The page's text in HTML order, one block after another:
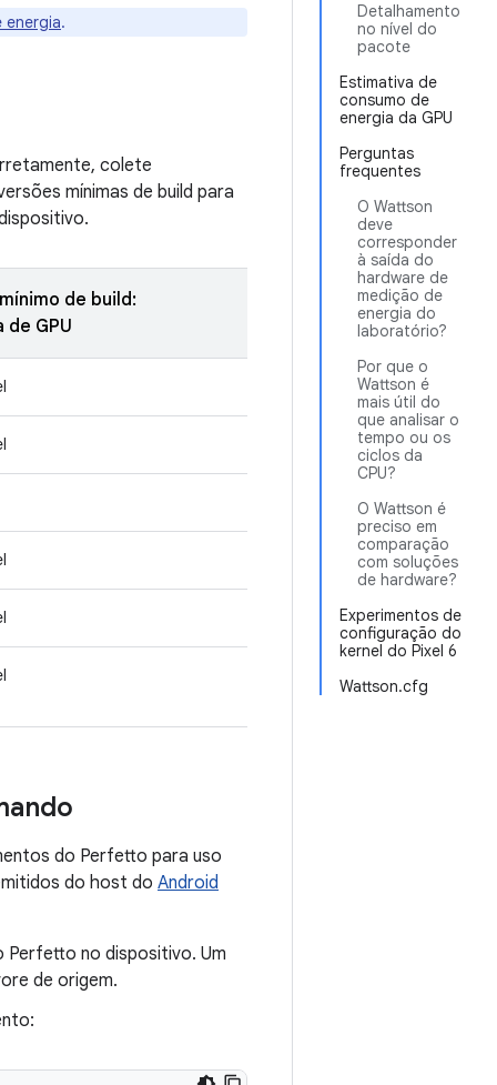
Detalhamento
no nível do
pacote
Estimativa de
consumo de
energia da GPU
Perguntas
frequentes
O Wattson
deve
corresponder
à saída do
hardware de
medição de
energia do
laboratório?
Por que o
Wattson é
mais útil do
que analisar o
tempo ou os
ciclos da
CPU?
O Wattson é
preciso em
comparação
com soluções
de hardware?
Experimentos de
configuração do
kernel do Pixel 6
Wattson.cfg
energia.
colete
mínimas de build para
de build:
GPU
do Perfetto para uso
do host do Android
Perfetto no dispositivo. Um
de origem.